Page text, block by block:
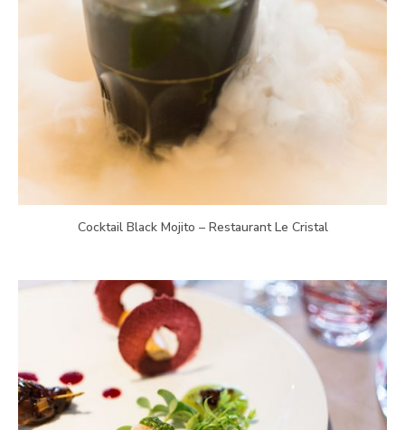
Cocktail Black Mojito – Restaurant Le Cristal